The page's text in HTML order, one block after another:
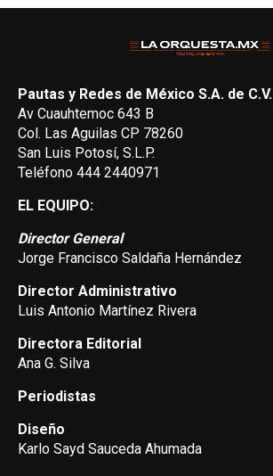
Pautas y Redes de México S.A. de C.V.
Av Cuauhtemoc 643 B
Col. Las Aguilas CP 78260
San Luis Potosí, S.L.P.
Teléfono 444 2440971
EL EQUIPO:
Director General
Jorge Francisco Saldaña Hernández
Director Administrativo
Luis Antonio Martínez Rivera
Directora Editorial
Ana G. Silva
Periodistas
Diseño
Karlo Sayd Sauceda Ahumada